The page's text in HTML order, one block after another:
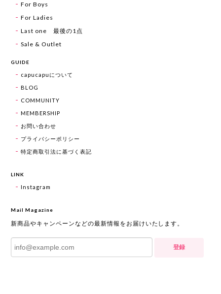
For Boys
For Ladies
Last one 最後の1点
Sale & Outlet
GUIDE
capucapuについて
BLOG
COMMUNITY
MEMBERSHIP
お問い合わせ
プライバシーポリシー
特定商取引法に基づく表記
LINK
Instagram
Mail Magazine
新商品やキャンペーンなどの最新情報をお届けいたします。
登録